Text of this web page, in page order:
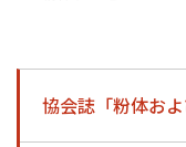
協会誌「粉体およ